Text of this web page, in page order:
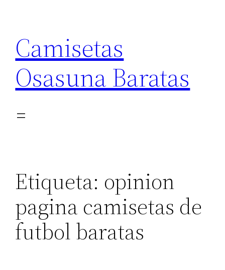
contenido
Camisetas
Osasuna Baratas
Etiqueta: opinion
pagina camisetas de
futbol baratas